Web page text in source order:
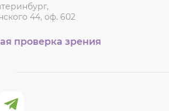
44, оф. 602
проверка зрения